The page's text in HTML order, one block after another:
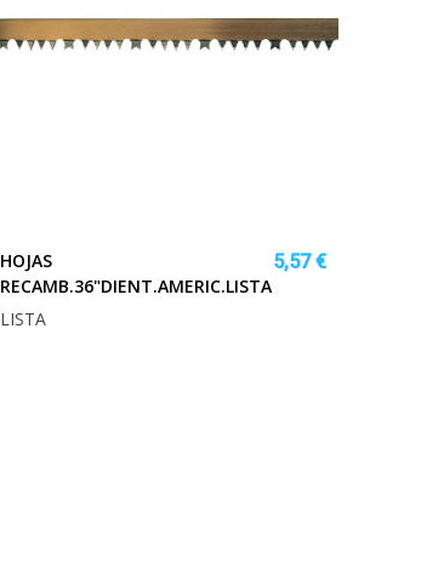
HOJAS
RECAMB.36"DIENT.AMERIC.LISTA
5,57 €
LISTA